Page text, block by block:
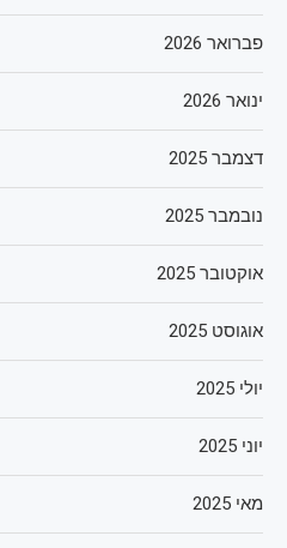
פברואר 2026
ינואר 2026
דצמבר 2025
נובמבר 2025
אוקטובר 2025
אוגוסט 2025
יולי 2025
יוני 2025
מאי 2025